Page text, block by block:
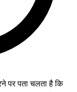
पर पता चलता है कि